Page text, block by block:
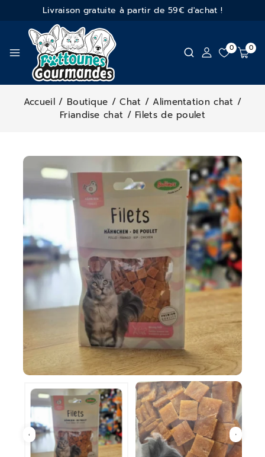
Livraison gratuite à partir de 59€ d'achat !
0 0
Accueil / Boutique / Chat / Alimentation chat /
Friandise chat / Filets de poulet